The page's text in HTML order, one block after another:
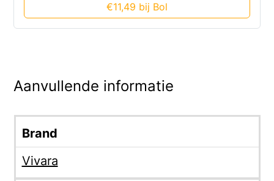
€11,49 bij Bol
Aanvullende informatie
Brand
Vivara